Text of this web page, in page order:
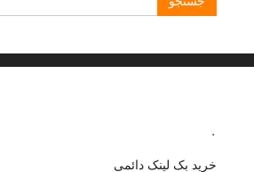
برای:
خرید بک لینک دائمی